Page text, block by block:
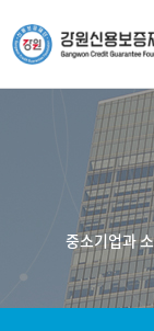
중소기업과